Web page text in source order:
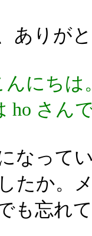
ありが
にちは
さん
なって
たか。
も忘れ